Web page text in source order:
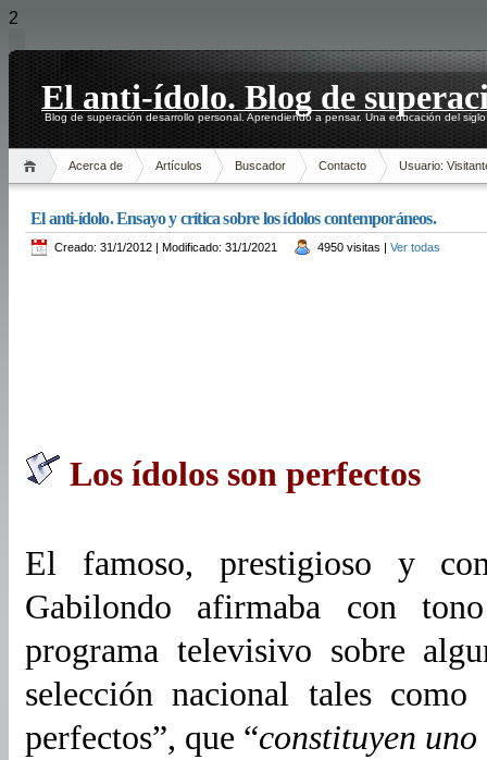
2
El anti-ídolo. Blog de
Blog de superación desarrollo personal. Aprendiendo a pensar. Una educación del
Acerca de Artículos Buscador Contacto Usuario:
El anti-ídolo. Ensayo y crítica sobre los ídolos contemporáneos.
Creado: 31/1/2012 | Modificado: 31/1/2021 4950 visitas | Ver todas
Los ídolos son perfectos
El famoso, prestigioso y
Gabilondo afirmaba con
programa televisivo sobre
selección nacional tales
perfectos”, que “constituyen uno